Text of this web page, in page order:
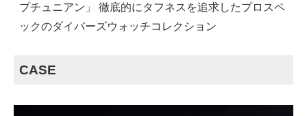
プチュニアン」 徹底的にタフネスを追求したプロスペ
ックのダイバーズウォッチコレクション
CASE